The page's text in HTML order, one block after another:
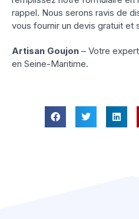
rappel. Nous serons ravis de
vous fournir un devis gratuit et
Artisan Goujon – Votre
en Seine-Maritime.